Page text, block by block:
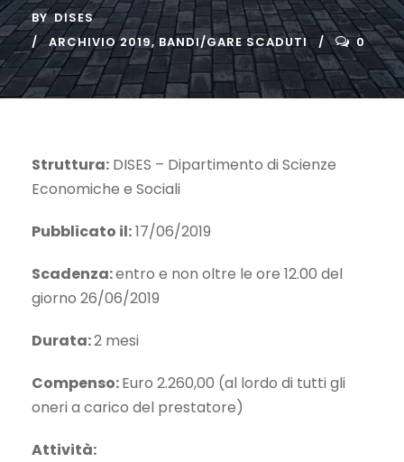
BY DISES
ARCHIVIO 2019, BANDI/GARE SCADUTI 0
Struttura: DISES – Dipartimento di Scienze
Economiche e Sociali
Pubblicato il:17/06/2019
Scadenza:entro e non oltre le ore 12.00 del
giorno 26/06/2019
Durata:2 mesi
Compenso:Euro 2.260,00 (al lordo di tutti gli
oneri a carico del prestatore)
Attività: